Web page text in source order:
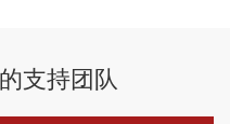
支持团队